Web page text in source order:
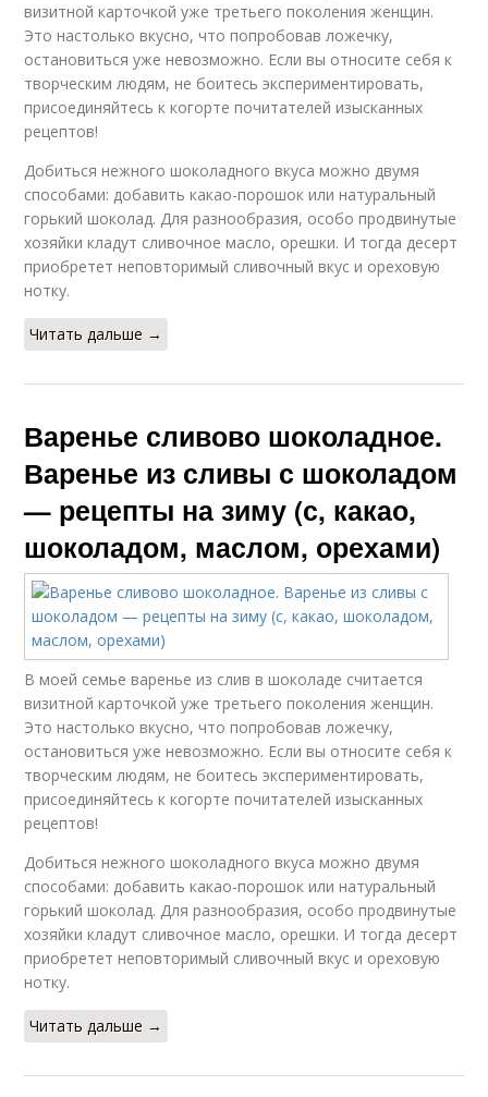
визитной карточкой уже третьего поколения женщин.
Это настолько вкусно, что попробовав ложечку,
остановиться уже невозможно. Если вы относите себя к
творческим людям, не боитесь экспериментировать,
присоединяйтесь к когорте почитателей изысканных
рецептов!
Добиться нежного шоколадного вкуса можно двумя
способами: добавить какао-порошок или натуральный
горький шоколад. Для разнообразия, особо продвинутые
хозяйки кладут сливочное масло, орешки. И тогда десерт
приобретет неповторимый сливочный вкус и ореховую
нотку.
Читать дальше →
Варенье сливово шоколадное.
Варенье из сливы с шоколадом
— рецепты на зиму (с, какао,
шоколадом, маслом, орехами)
В моей семье варенье из слив в шоколаде считается
визитной карточкой уже третьего поколения женщин.
Это настолько вкусно, что попробовав ложечку,
остановиться уже невозможно. Если вы относите себя к
творческим людям, не боитесь экспериментировать,
присоединяйтесь к когорте почитателей изысканных
рецептов!
Добиться нежного шоколадного вкуса можно двумя
способами: добавить какао-порошок или натуральный
горький шоколад. Для разнообразия, особо продвинутые
хозяйки кладут сливочное масло, орешки. И тогда десерт
приобретет неповторимый сливочный вкус и ореховую
нотку.
Читать дальше →